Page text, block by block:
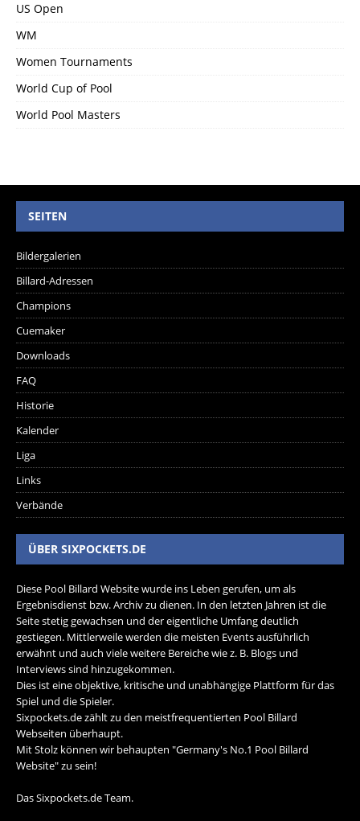
US Open
WM
Women Tournaments
World Cup of Pool
World Pool Masters
SEITEN
Bildergalerien
Billard-Adressen
Champions
Cuemaker
Downloads
FAQ
Historie
Kalender
Liga
Links
Verbände
ÜBER SIXPOCKETS.DE
Diese Pool Billard Website wurde ins Leben gerufen, um als
Ergebnisdienst bzw. Archiv zu dienen. In den letzten Jahren ist die
Seite stetig gewachsen und der eigentliche Umfang deutlich
gestiegen. Mittlerweile werden die meisten Events ausführlich
erwähnt und auch viele weitere Bereiche wie z. B. Blogs und
Interviews sind hinzugekommen.
Dies ist eine objektive, kritische und unabhängige Plattform für das
Spiel und die Spieler.
Sixpockets.de zählt zu den meistfrequentierten Pool Billard
Webseiten überhaupt.
Mit Stolz können wir behaupten "Germany's No.1 Pool Billard
Website" zu sein!
Das Sixpockets.de Team.